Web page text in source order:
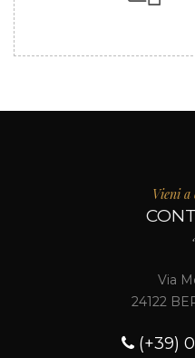
Vieni a
Via
24122
(+39)